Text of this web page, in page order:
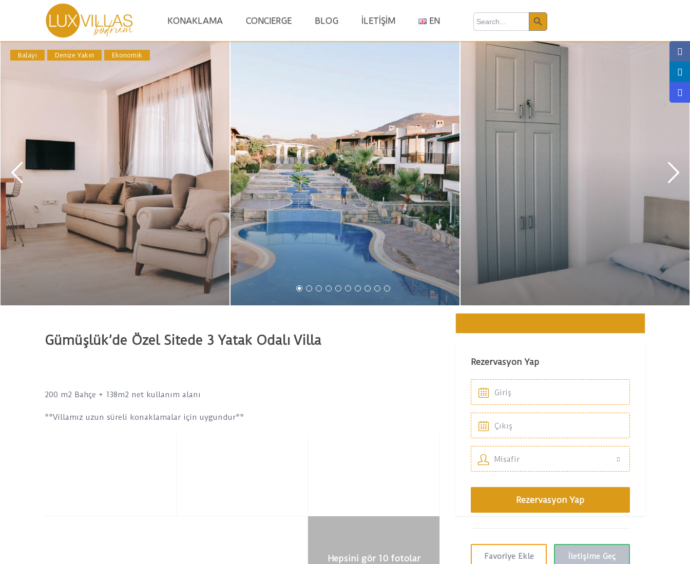
KONAKLAMA CONCIERGE BLOG İLETİŞİM EN
Search
Search Button
Balayı Denize Yakın Ekonomik
Gümüşlük’de Özel Sitede 3 Yatak Odalı Villa
200 m2 Bahçe + 138m2 net kullanım alanı
**Villamız uzun süreli konaklamalar için uygundur**
Hepsini gör 10 fotolar
Rezervasyon Yap
Misafir
Favoriye Ekle İletişime Geç